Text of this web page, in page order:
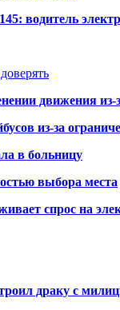
водитель
движения из-
из-за
в больницу
выбора места
спрос на
драку с